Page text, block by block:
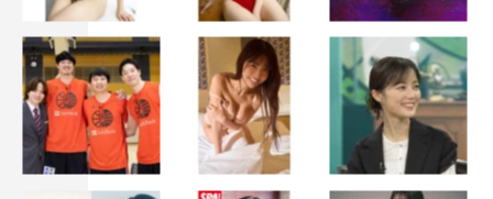
た。（帝国劇場の）他にやれる劇場がないというのも理由
のひとつです。作品としても、『Endless SHOCK』とい
う形になった26歳当時の年齢設定の内容で、自分が今45
歳になって。まぁ、“いい時”かなと。ともに歩んできた帝
国劇場が休館になるのであれば、そこで自分が出る
『SHOCK』は一度幕を閉めてもいいのかな」と意図を説